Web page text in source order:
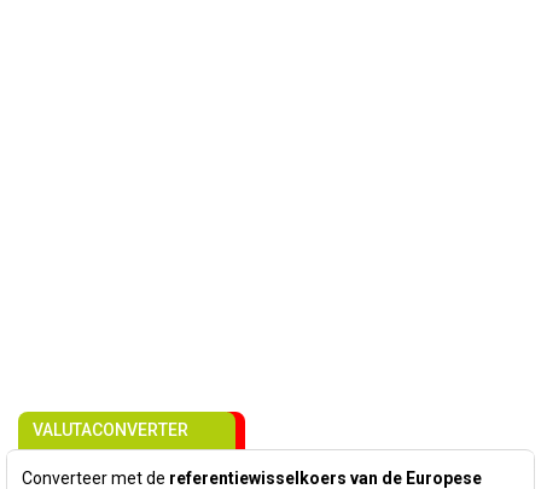
VALUTACONVERTER
Converteer met de referentiewisselkoers van de Europese